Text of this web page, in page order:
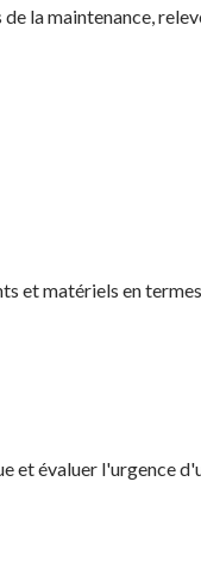
la maintenance,
et matériels en
et évaluer l'urgence